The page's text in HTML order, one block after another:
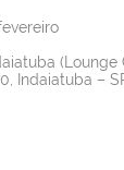
(Lounge
Indaiatuba –